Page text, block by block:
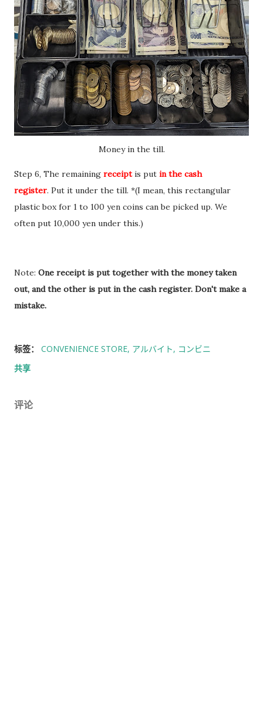
Money in the till.
Step 6, The remaining receiptis put in the cash
register. Put it under the till. *(I mean, this rectangular
plastic box for 1 to 100 yen coins can be picked up. We
often put 10,000 yen under this.)
Note: One receipt is put together with the money taken
out, and the other is put in the cash register. Don't make a
mistake.
标签： CONVENIENCE STORE アルバイト
コンビニ
共享
评论